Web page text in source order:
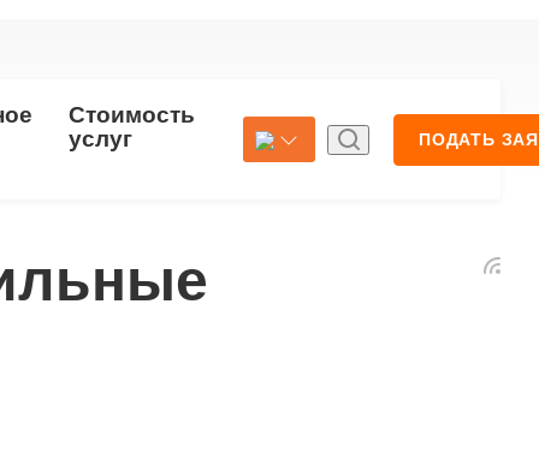
Стоимость
услуг
Страхование
ПОДАТЬ